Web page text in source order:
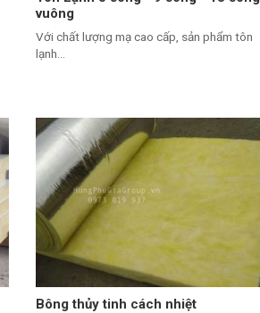
vuông
Với chất lượng mạ cao cấp, sản phẩm tôn
lạnh...
Bông thủy tinh cách nhiệt